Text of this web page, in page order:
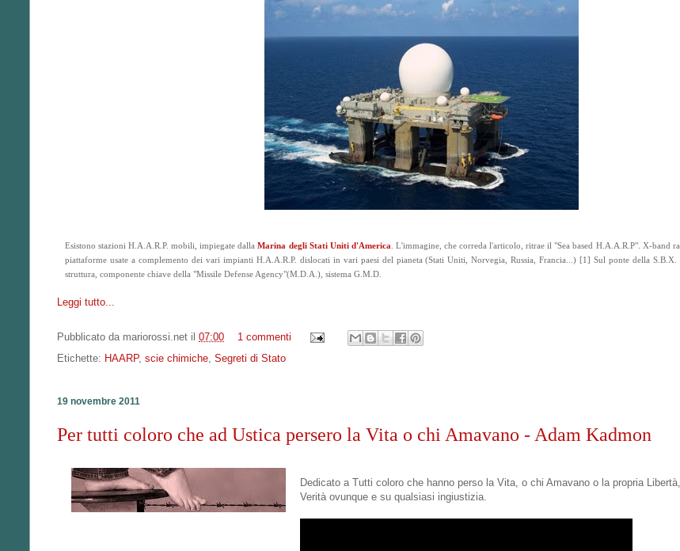
Esistono stazioni H.A.A.R.P. mobili, impiegate dallaMarina degli Stati Uniti d'America . L'immagine, che correda l'articolo, ritrae il "Sea based H.A.A.R.P". X-band
piattaforme usate a complemento dei vari impianti H.A.A.R.P. dislocati in vari paesi del pianeta (Stati Uniti, Norvegia, Russia, Francia...) [1] Sul ponte della S.B.X.
struttura, componente chiave della "Missile Defense Agency"(M.D.A.), sistema G.M.D.
Leggi tutto...
Pubblicato da mariorossi.net il 07:00
1 commenti
Etichette: HAARP, scie chimiche, Segreti di Stato
19 novembre 2011
Per tutti coloro che ad Ustica persero la Vita o chi Amavano - Adam Kadmon
Dedicato a Tutti coloro che hanno perso la Vita, o chi Amavano o la propria
Verità ovunque e su qualsiasi ingiustizia.